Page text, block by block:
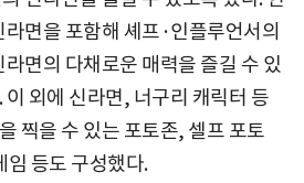
면을 포함해 셰프·인플루언서의
면의 다채로운 매력을 즐길 수 있
외에 신라면, 너구리 캐릭터 등
찍을 수 있는 포토존, 셀프 포토
임 등도 구성했다.